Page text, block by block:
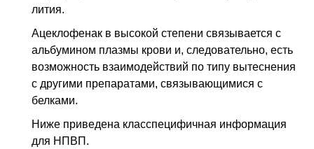
лития.
Ацеклофенак в высокой степени связывается с
альбумином плазмы крови и, следовательно, есть
возможность взаимодействий по типу вытеснения
с другими препаратами, связывающимися с
белками.
Ниже приведена класспецифичная информация
для НПВП .